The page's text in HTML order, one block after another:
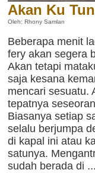
Akan Ku
Oleh: Rhony Samlan
Beberapa menit
fery akan segera
Akan tetapi
saja kesana
mencari sesuatu.
tepatnya
Biasanya setiap
selalu berjumpa
di kapal ini atau
satunya.
sudah berada di ...